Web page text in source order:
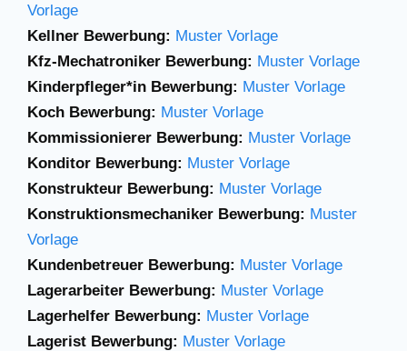
Vorlage
Kellner Bewerbung: Muster Vorlage
Kfz-Mechatroniker Bewerbung: Muster Vorlage
Kinderpfleger*in Bewerbung: Muster Vorlage
Koch Bewerbung: Muster Vorlage
Kommissionierer Bewerbung: Muster Vorlage
Konditor Bewerbung: Muster Vorlage
Konstrukteur Bewerbung: Muster Vorlage
Konstruktionsmechaniker Bewerbung: Muster
Vorlage
Kundenbetreuer Bewerbung: Muster Vorlage
Lagerarbeiter Bewerbung: Muster Vorlage
Lagerhelfer Bewerbung: Muster Vorlage
Lagerist Bewerbung: Muster Vorlage